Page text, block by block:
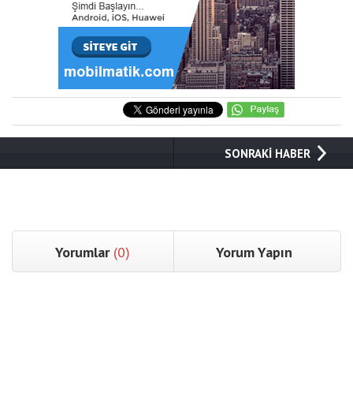
SONRAKİ HABER
Yorumlar (0) Yorum Yapın